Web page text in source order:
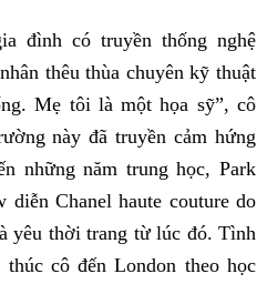
đình có truyền thống nghệ
thêu thùa chuyên kỹ thuật
Mẹ tôi là một họa sỹ”, cô
này đã truyền cảm hứng
những năm trung học, Park
diễn Chanel haute couture do
yêu thời trang từ lúc đó. Tình
cô đến London theo học